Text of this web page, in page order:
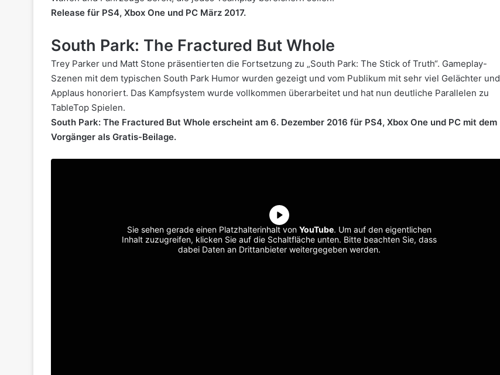
Release für PS4, Xbox One und PC März 2017.
South Park: The Fractured But Whole
Trey Parker und Matt Stone präsentierten die Fortsetzung zu „South Park: The Stick of Truth“. Gameplay-
Szenen mit dem typischen South Park Humor wurden gezeigt und vom Publikum mit sehr viel Gelächter und
Applaus honoriert. Das Kampfsystem wurde vollkommen überarbeitet und hat nun deutliche Parallelen zu
TableTop Spielen.
South Park: The Fractured But Whole erscheint am 6. Dezember 2016 für PS4, Xbox One und PC mit dem
Vorgänger als Gratis-Beilage.
Sie sehen gerade einen Platzhalterinhalt von YouTube. Um auf den eigentlichen
Inhalt zuzugreifen, klicken Sie auf die Schaltfläche unten. Bitte beachten Sie, dass
dabei Daten an Drittanbieter weitergegeben werden.